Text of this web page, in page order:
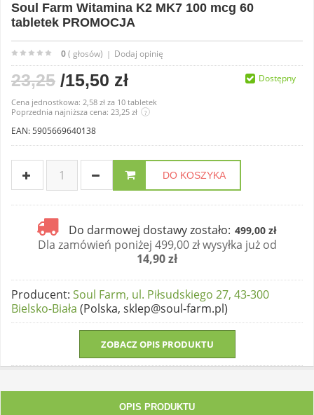
Soul Farm Witamina K2 MK7 100 mcg 60
tabletek PROMOCJA
0( głosów) | Dodaj opinię
23,25 /15,50 zł
Cena jednostkowa: 2,58 zł za 10 tabletek
Poprzednia najniższa cena: 23,25 zł
?
EAN: 5905669640138
DO KOSZYKA
Do darmowej dostawy zostało: 499,00 zł
Dla zamówień poniżej 499,00 zł wysyłka już od
14,90 zł
Dostępny
Producent: Soul Farm, ul. Piłsudskiego 27, 43-300
Bielsko-Biała (Polska, sklep@soul-farm.pl)
ZOBACZ OPIS PRODUKTU
OPIS PRODUKTU